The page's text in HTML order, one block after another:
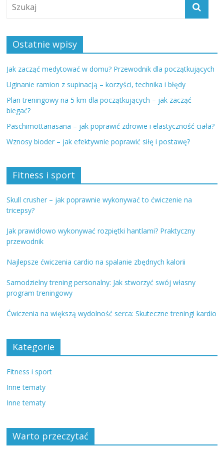
Ostatnie wpisy
Jak zacząć medytować w domu? Przewodnik dla początkujących
Uginanie ramion z supinacją – korzyści, technika i błędy
Plan treningowy na 5 km dla początkujących – jak zacząć
biegać?
Paschimottanasana – jak poprawić zdrowie i elastyczność ciała?
Wznosy bioder – jak efektywnie poprawić siłę i postawę?
Fitness i sport
Skull crusher – jak poprawnie wykonywać to ćwiczenie na
tricepsy?
Jak prawidłowo wykonywać rozpiętki hantlami? Praktyczny
przewodnik
Najlepsze ćwiczenia cardio na spalanie zbędnych kalorii
Samodzielny trening personalny: Jak stworzyć swój własny
program treningowy
Ćwiczenia na większą wydolność serca: Skuteczne treningi kardio
Kategorie
Fitness i sport
Inne tematy
Inne tematy
Warto przeczytać